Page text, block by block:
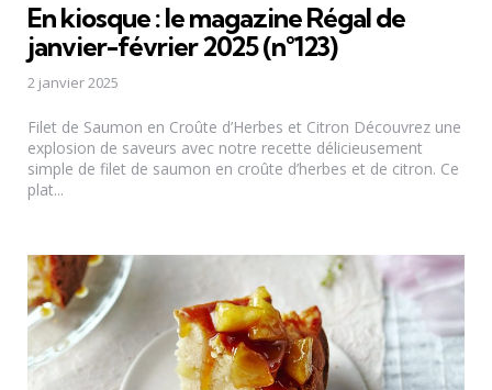
En kiosque : le magazine Régal de
janvier-février 2025 (n°123)
2 janvier 2025
Filet de Saumon en Croûte d’Herbes et Citron Découvrez une
explosion de saveurs avec notre recette délicieusement
simple de filet de saumon en croûte d’herbes et de citron. Ce
plat...